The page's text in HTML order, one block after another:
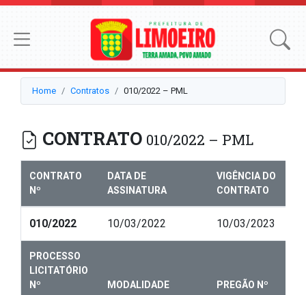
Home Contratos 010/2022 – PML
CONTRATO 010/2022 – PML
CONTRATO
Nº
DATA DE
ASSINATURA
VIGÊNCIA DO
CONTRATO
010/2022 10/03/2022 10/03/2023
PROCESSO
LICITATÓRIO
Nº
MODALIDADE PREGÃO Nº